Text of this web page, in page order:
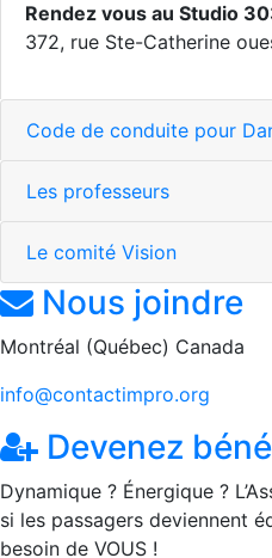
Rendez vous au Studio
372, rue Ste-Catherine
Code de conduite pour
Les professeurs
Le comité Vision
Nous joindre
Montréal (Québec) Canada
info@contactimpro.org
Devenez
Dynamique ? Énergique ?
si les passagers deviennent
besoin de VOUS !